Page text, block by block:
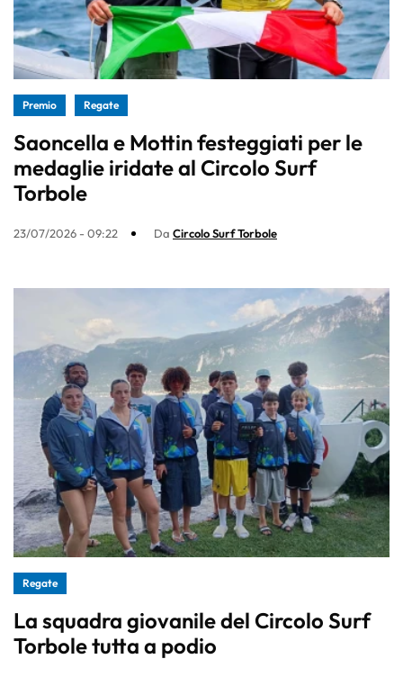
Premio Regate
Saoncella e Mottin festeggiati per le
medaglie iridate al Circolo Surf
Torbole
23/07/2026 - 09:22 Da Circolo Surf Torbole
Regate
La squadra giovanile del Circolo Surf
Torbole tutta a podio